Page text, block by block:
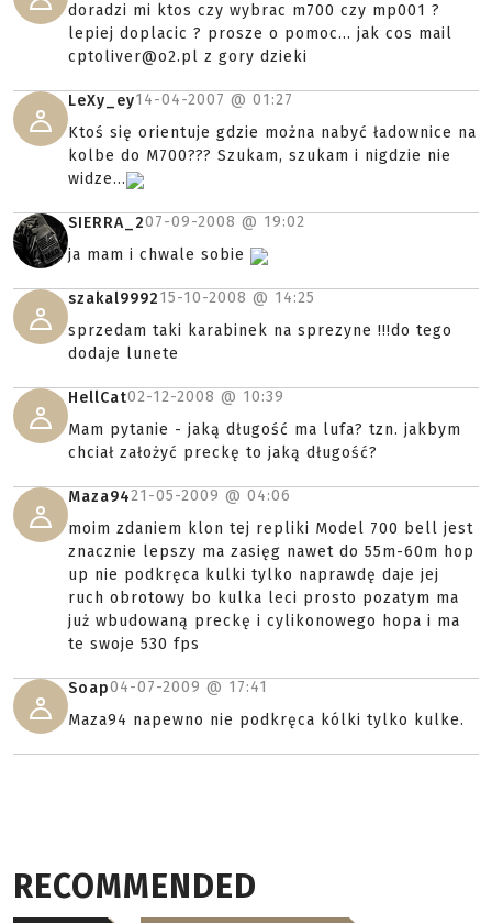
doradzi mi ktos czy wybrac m700 czy mp001 ?
lepiej doplacic ? prosze o pomoc... jak cos mail
cptoliver@o2.pl z gory dzieki
LeXy_ey14-04-2007 @ 01:27
Ktoś się orientuje gdzie można nabyć ładownice na
kolbe do M700??? Szukam, szukam i nigdzie nie
widze...
SIERRA_207-09-2008 @ 19:02
ja mam i chwale sobie
szakal999215-10-2008 @ 14:25
sprzedam taki karabinek na sprezyne !!!do tego
dodaje lunete
HellCat02-12-2008 @ 10:39
Mam pytanie - jaką długość ma lufa? tzn. jakbym
chciał założyć preckę to jaką długość?
Maza9421-05-2009 @ 04:06
moim zdaniem klon tej repliki Model 700 bell jest
znacznie lepszy ma zasięg nawet do 55m-60m hop
up nie podkręca kulki tylko naprawdę daje jej
ruch obrotowy bo kulka leci prosto pozatym ma
już wbudowaną preckę i cylikonowego hopa i ma
te swoje 530 fps
Soap04-07-2009 @ 17:41
Maza94 napewno nie podkręca kólki tylko kulke.
RECOMMENDED